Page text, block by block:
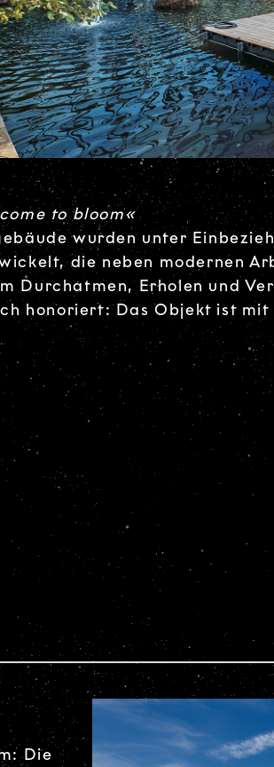
to bloom«
wurden unter
die neben modernen
Durchatmen, Erholen und
honoriert: Das Objekt ist
Die